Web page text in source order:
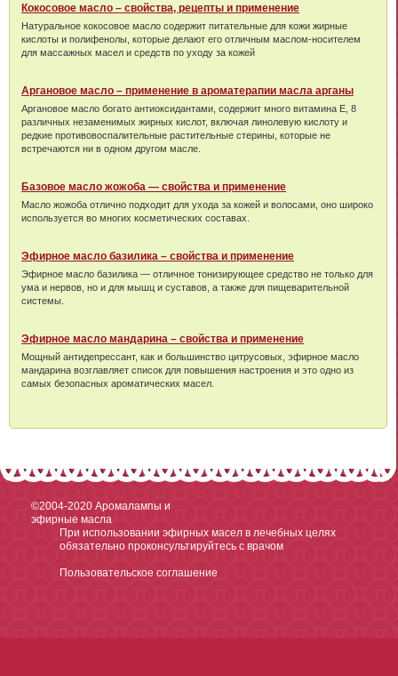
Кокосовое масло – свойства, рецепты и применение
Натуральное кокосовое масло содержит питательные для кожи жирные
кислоты и полифенолы, которые делают его отличным маслом-носителем
для массажных масел и средств по уходу за кожей
Аргановое масло – применение в ароматерапии масла арганы
Аргановое масло богато антиоксидантами, содержит много витамина Е, 8
различных незаменимых жирных кислот, включая линолевую кислоту и
редкие противовоспалительные растительные стерины, которые не
встречаются ни в одном другом масле.
Базовое масло жожоба — свойства и применение
Масло жожоба отлично подходит для ухода за кожей и волосами, оно широко
используется во многих косметических составах.
Эфирное масло базилика – свойства и применение
Эфирное масло базилика — отличное тонизирующее средство не только для
ума и нервов, но и для мышц и суставов, а также для пищеварительной
системы.
Эфирное масло мандарина – свойства и применение
Мощный антидепрессант, как и большинство цитрусовых, эфирное масло
мандарина возглавляет список для повышения настроения и это одно из
самых безопасных ароматических масел.
©2004-2020 Аромалампы и
эфирные масла
При использовании эфирных масел в лечебных целях
обязательно проконсультируйтесь с врачом
Пользовательское соглашение